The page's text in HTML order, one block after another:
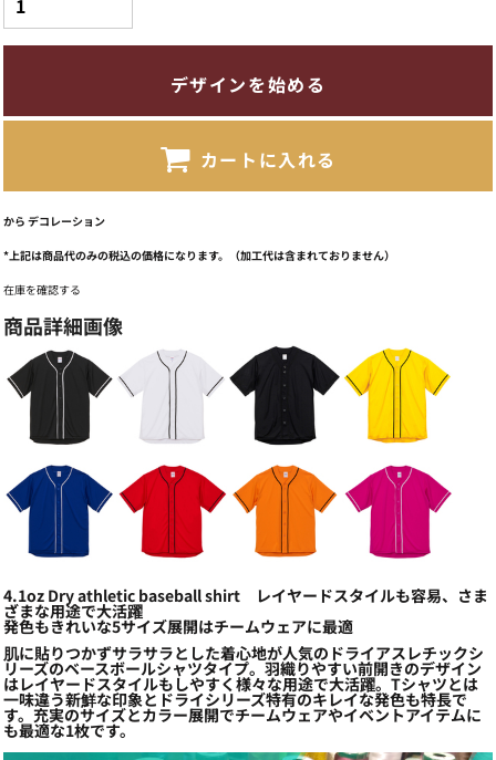
デザインを始める
カートに入れる
から デコレーション
*上記は商品代のみの税込の価格になります。（加工代は含まれておりません）
在庫を確認する
商品詳細画像
4.1oz Dry athletic baseball shirt レイヤードスタイルも容易、さま
ざまな用途で大活躍
発色もきれいな5サイズ展開はチームウェアに最適
肌に貼りつかずサラサラとした着心地が人気のドライアスレチックシ
リーズのベースボールシャツタイプ。羽織りやすい前開きのデザイン
はレイヤードスタイルもしやすく様々な用途で大活躍。Tシャツとは
一味違う新鮮な印象とドライシリーズ特有のキレイな発色も特長で
す。充実のサイズとカラー展開でチームウェアやイベントアイテムに
も最適な1枚です。